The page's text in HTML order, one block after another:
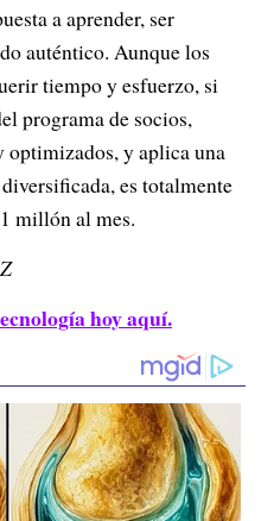
a aprender, ser
auténtico. Aunque los
tiempo y esfuerzo, si
programa de socios,
y aplica una
es totalmente
millón al mes.
hoy aquí.